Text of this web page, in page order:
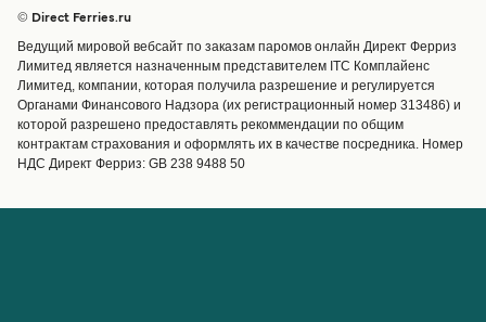
Страны
Обслуживание клиентов
Операторы
Маршруты и порты
Special Offers
Предлагает
Паромные билеты
Грузоперевозки
© Direct Ferries.ru
Ведущий мировой вебсайт по заказам паромов онлайн Директ Ферриз
Лимитед является назначенным представителем ITC Комплайенс
Лимитед, компании, которая получила разрешение и регулируется
Органами Финансового Надзора (их регистрационный номер 313486) и
которой разрешено предоставлять рекоммендации по общим
контрактам страхования и оформлять их в качестве посредника. Номер
НДС Директ Ферриз: GB 238 9488 50